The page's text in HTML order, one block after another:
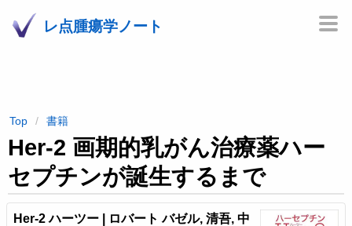
レ点腫瘍学ノート
Top 書籍
Her-2 画期的乳がん治療薬ハー
セプチンが誕生するまで
Her-2 ハーツー | ロバート バゼル, 清吾, 中